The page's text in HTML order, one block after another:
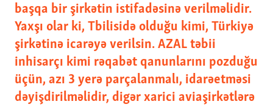
başqa bir şirkətin istifadəsinə verilməlidir.
Yaxşı olar ki, Tbilisidə olduğu kimi, Türkiyə
şirkətinə icarəyə verilsin. AZAL təbii
inhisarçı kimi rəqabət qanunlarını pozduğu
üçün, azı 3 yerə parçalanmalı, idarəetməsi
dəyişdirilməlidir, digər xarici aviaşirkətlərə